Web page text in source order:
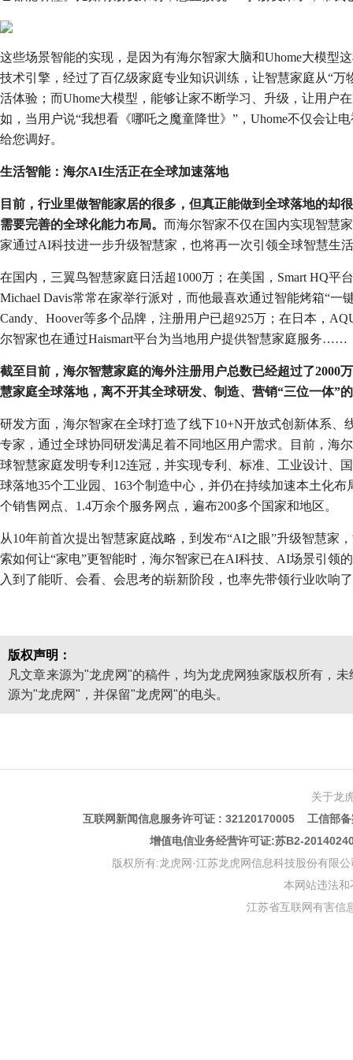
这些场景智能的实现，是因为有海尔智家大脑和Uhome大模型
技术引擎，经过了百亿级家庭专业知识训练，让智慧家庭从“万
活体验；而Uhome大模型，能够让家不断学习、升级，让用户
如，当用户说“我想看《哪吒之魔童降世》”，Uhome不仅会让
给您调好。
生活智能：海尔AI生活正在全球加速落地
目前，行业里做智能家居的很多，但真正能做到全球落地的却
需要完善的全球化能力布局。 而海尔智家不仅在国内实现智慧
家通过AI科技进一步升级智慧家，也将再一次引领全球智慧生
在国内，三翼鸟智慧家庭日活超1000万；在美国，Smart HQ平
Michael Davis常常在家举行派对，而他最喜欢通过智能烤箱“一
Candy、Hoover等多个品牌，注册用户已超925万；在日本，
尔智家也在通过Haismart平台为当地用户提供智慧家庭服务……
截至目前，海尔智慧家庭的海外注册用户总数已经超过了2000
慧家庭全球落地，离不开其全球研发、制造、营销“三位一体”
研发方面，海尔智家在全球打造了线下10+N开放式创新体系、
专家，通过全球协同研发满足着不同地区用户需求。目前，海
球智慧家庭发明专利12连冠，并实现专利、标准、工业设计、
球落地35个工业园、163个制造中心，并仍在持续加速本土化
个销售网点、1.4万余个服务网点，遍布200多个国家和地区。
从10年前首次提出智慧家庭战略，到发布“AI之眼”升级智慧家
索如何让“家电”更智能时，海尔智家已在AI科技、AI场景引领
入到了能听、会看、会思考的崭新阶段，也率先带领行业吹响
版权声明：
凡文章来源为"龙虎网"的稿件，均为龙虎网独家版权所有，
源为"龙虎网"，并保留"龙虎网"的电头。
关于龙
互联网新闻信息服务许可证 : 32120170005 工信部
增值电信业务经营许可证:苏B2-
版权所有:龙虎网·江苏龙虎网信息科技股份有限
本网站违法
江苏省互联网有害